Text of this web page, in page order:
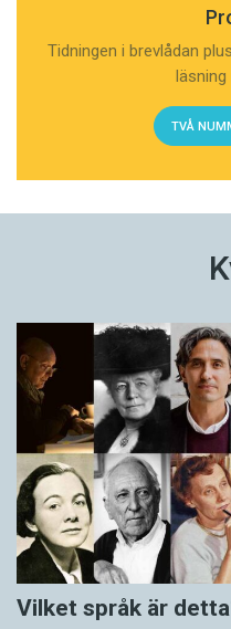
Tidningen i brevlådan
läsning
TVÅ
Vilket språk är